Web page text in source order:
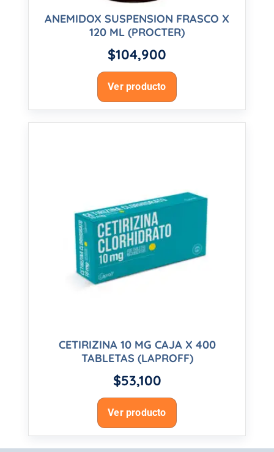
ANEMIDOX SUSPENSION FRASCO X
120 ML (PROCTER)
$104,900
Ver producto
CETIRIZINA 10 MG CAJA X 400
TABLETAS (LAPROFF)
$53,100
Ver producto